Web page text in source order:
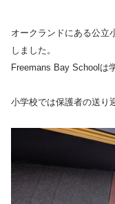
オークランドにある公立
しました。
Freemans Bay Schoolは
小学校では保護者の送り